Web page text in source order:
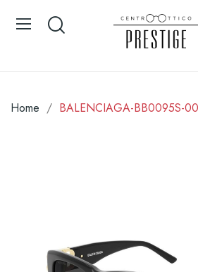
Home BALENCIAGA-BB0095S-